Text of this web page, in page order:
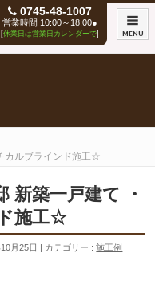
0745-48-1007
営業時間 10:00～18:00●
[休業日は営業日カレンダーで] MENU
カルブラインド施工☆
新築一戸建て ・
施工☆
月25日 カテゴリー :施工例